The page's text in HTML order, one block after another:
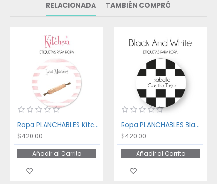
RELACIONADA TAMBIÉN COMPRÓ
Ropa PLANCHABLES Kitchen
$420.00
Añadir al Carrito
Ropa PLANCHABLES Black and White
$420.00
Añadir al Carrito